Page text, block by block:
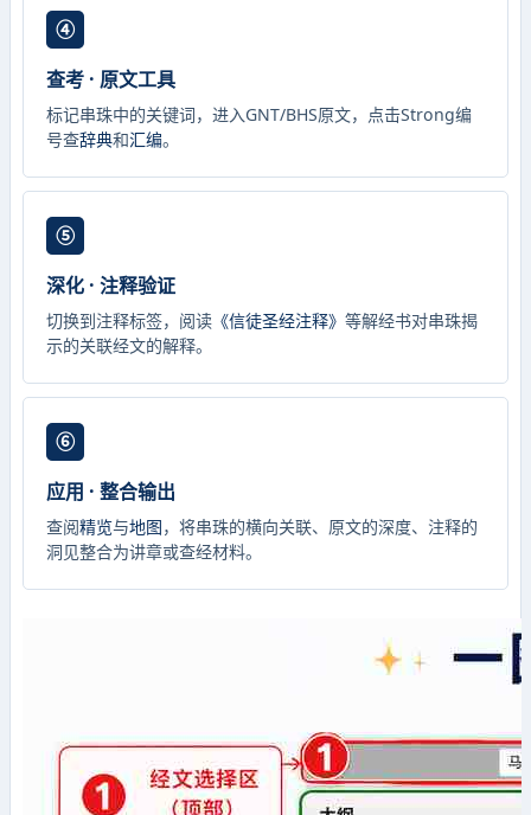
④
查考 · 原文工具
标记串珠中的关键词，进入GNT/BHS原文，点击Strong编
号查辞典和汇编。
⑤
深化 · 注释验证
切换到注释标签，阅读 《信徒圣经注释》等解经书对串珠揭
示的关联经文的解释。
⑥
应用 · 整合输出
查阅精览与地图，将串珠的横向关联、原文的深度、注释的
洞见整合为讲章或查经材料。